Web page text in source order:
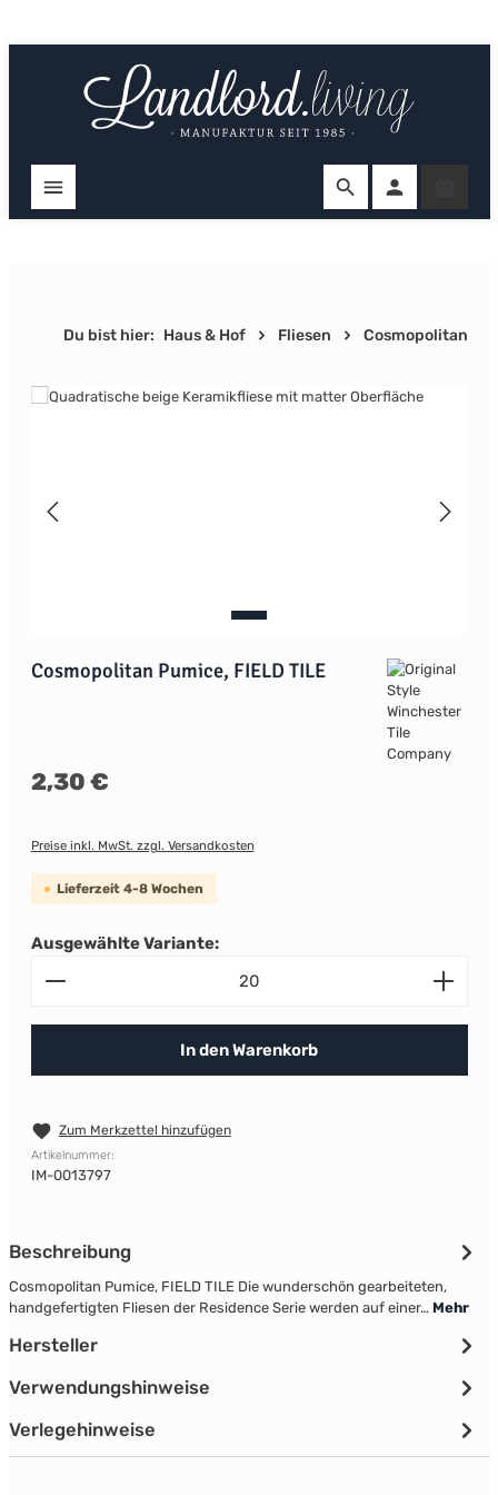
Du bist hier: Haus & Hof Fliesen Cosmopolitan
Bildergalerie überspringen
Cosmopolitan Pumice, FIELD TILE
Regulärer Preis:
2,30 €
Preise inkl. MwSt. zzgl. Versandkosten
Lieferzeit 4-8 Wochen
Ausgewählte Variante:
Produkt Anzahl: Gib den gewünschten Wert ein
In den Warenkorb
Zum Merkzettel hinzufügen
Artikelnummer:
IM-0013797
Beschreibung
Cosmopolitan Pumice, FIELD TILE Die wunderschön gearbeiteten,
handgefertigten Fliesen der Residence Serie werden auf einer… Mehr
Hersteller
Verwendungshinweise
Verlegehinweise